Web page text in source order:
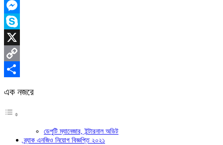
LinkedIn
Messenger
Skype
X
Copy
এক নজরে
ডেপুটি ম্যানেজার, ইন্টারনাল অডিট
ব্র্যাক এনজিও নিয়োগ বিজ্ঞপ্তি ২০২১